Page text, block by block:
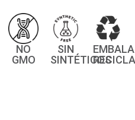
NO
GMO
SIN
SINTÉTICOS